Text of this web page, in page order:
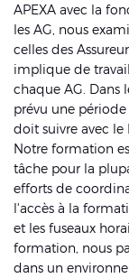
APEXA avec la
les AG, nous
celles des
implique de
chaque AG. Dans
prévu une
doit suivre avec le
Notre formation
tâche pour la
efforts de
l'accès à la
et les fuseaux
formation, nous
dans un